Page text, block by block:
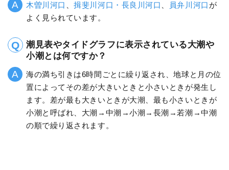
木曽川河口 、揖斐川河口・長良川河口 員弁川河口 が
よく見られています。
潮見表やタイドグラフに表示されている大潮や
小潮とは何ですか？
海の満ち引きは6時間ごとに繰り返され、地球と月の位
置によってその差が大きいときと小さいときが発生し
ます。差が最も大きいときが大潮、最も小さいときが
小潮と呼ばれ、大潮→中潮→小潮→長潮→若潮→中潮
の順で繰り返されます。